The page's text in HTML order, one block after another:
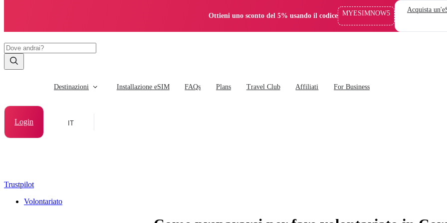
Ottieni uno sconto del 5% usando il codice MYESIMNOW5 Acquista
Destinazioni Installazione eSIM FAQs Plans Travel Club Affiliati For Business
Login IT
Trustpilot
Volontariato